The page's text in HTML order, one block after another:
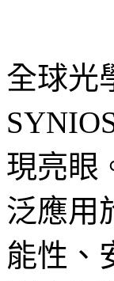
全球光
現亮眼
泛應用
能性、